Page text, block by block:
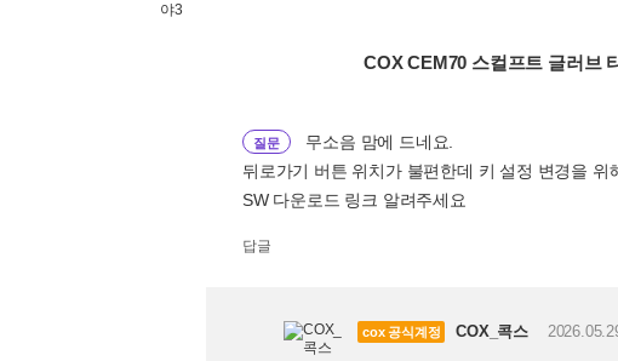
COX CEM70 스컬프트 글러브
질문
무소음 맘에 드네요.
뒤로가기 버튼 위치가 불편한데 키 설정 변경을 위
SW 다운로드 링크 알려주세요
답글
cox 공식계정 COX_콕스